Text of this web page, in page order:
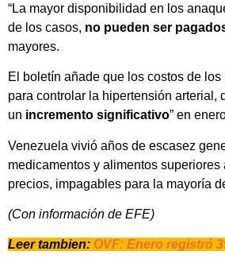
“La mayor disponibilidad en los
de los casos, no pueden ser
mayores.
El boletín añade que los costos de
para controlar la hipertensión arterial,
un incremento significativo” en
Venezuela vivió años de escasez
medicamentos y alimentos
precios, impagables para la mayoría
(Con información de EFE)
Leer tambien: OVF: Enero registró